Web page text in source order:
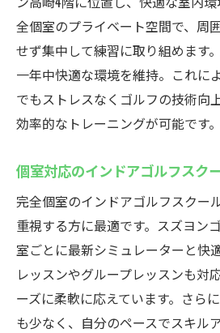
全個室のプライベート空間で、周
せず集中して練習に取り組めます
一年中快適な環境を維持。これに
でもストレスなくゴルフの技術向
効率的なトレーニングが可能です。
個室対応のインドアゴルフスク
完全個室のインドアゴルフスクー
重視する方に最適です。スズヨン
室ごとに最新シミュレーターと快
レッスンやグループレッスンも対
ーズに柔軟に応えています。さら
も少なく、自分のペースでスキル